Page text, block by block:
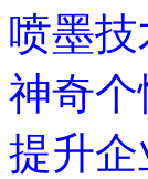
喷墨
神奇个
提升